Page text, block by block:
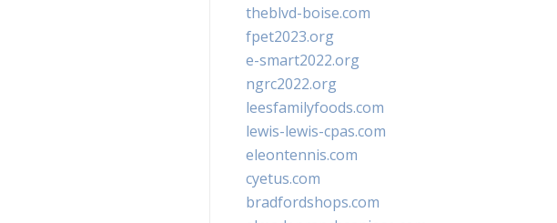
theblvd-boise.com
fpet2023.org
e-smart2022.org
ngrc2022.org
leesfamilyfoods.com
lewis-lewis-cpas.com
eleontennis.com
cyetus.com
bradfordshops.com